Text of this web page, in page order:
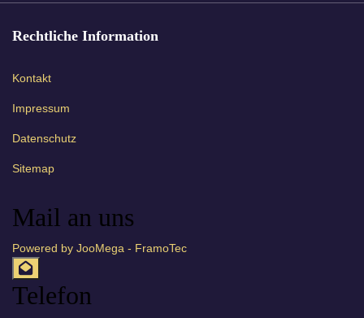
Rechtliche Information
Kontakt
Impressum
Datenschutz
Sitemap
Mail an uns
Powered by JooMega - FramoTec
Telefon